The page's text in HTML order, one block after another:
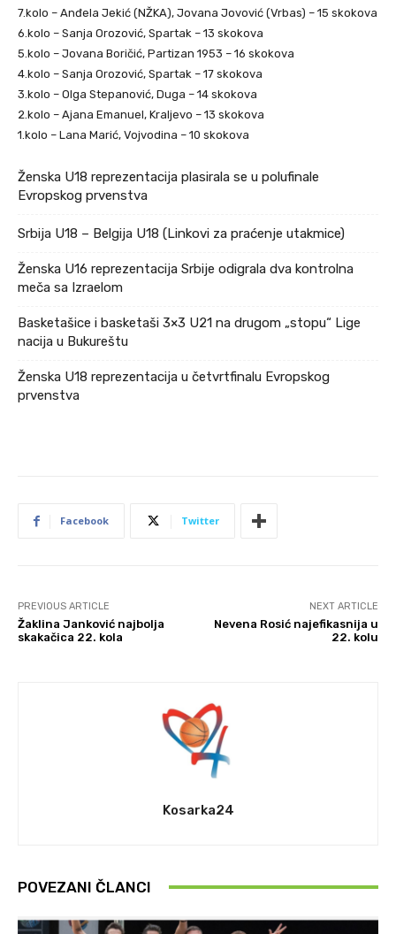
7.kolo – Anđela Jekić (NŽKA), Jovana Jovović (Vrbas) – 15 skokova
6.kolo – Sanja Orozović, Spartak – 13 skokova
5.kolo – Jovana Boričić, Partizan 1953 – 16 skokova
4.kolo – Sanja Orozović, Spartak – 17 skokova
3.kolo – Olga Stepanović, Duga – 14 skokova
2.kolo – Ajana Emanuel, Kraljevo – 13 skokova
1.kolo – Lana Marić, Vojvodina – 10 skokova
Ženska U18 reprezentacija plasirala se u polufinale
Evropskog prvenstva
Srbija U18 – Belgija U18 (Linkovi za praćenje utakmice)
Ženska U16 reprezentacija Srbije odigrala dva kontrolna
meča sa Izraelom
Basketašice i basketaši 3×3 U21 na drugom „stopu“ Lige
nacija u Bukureštu
Ženska U18 reprezentacija u četvrtfinalu Evropskog
prvenstva
Facebook Twitter
PREVIOUS ARTICLE
Žaklina Janković najbolja
skakačica 22. kola
NEXT ARTICLE
Nevena Rosić najefikasnija u
22. kolu
Kosarka24
POVEZANI ČLANCI